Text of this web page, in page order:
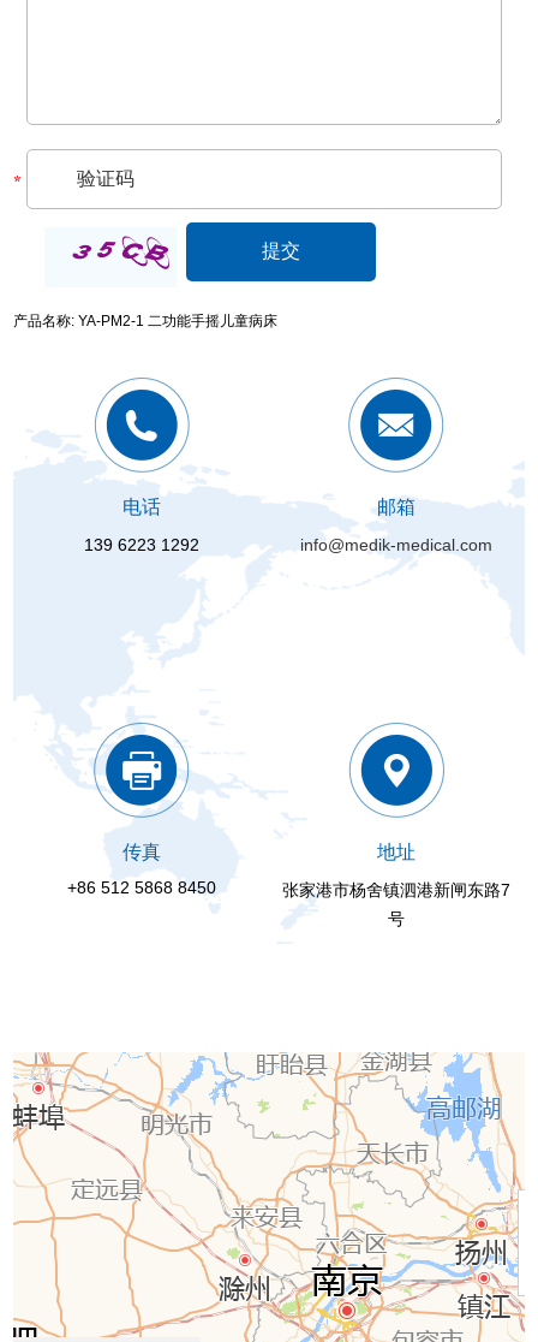
产品名称: YA-PM2-1 二功能手摇儿童病床
电话
139 6223 1292
邮箱
info@medik-medical.com
传真
+86 512 5868 8450
地址
张家港市杨舍镇泗港新闸东路7
号